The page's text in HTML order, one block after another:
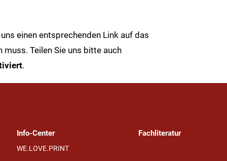
einen entsprechenden Link auf das
muss. Teilen Sie uns bitte auch
.
Info-Center
WE.LOVE.PRINT
Fachliteratur